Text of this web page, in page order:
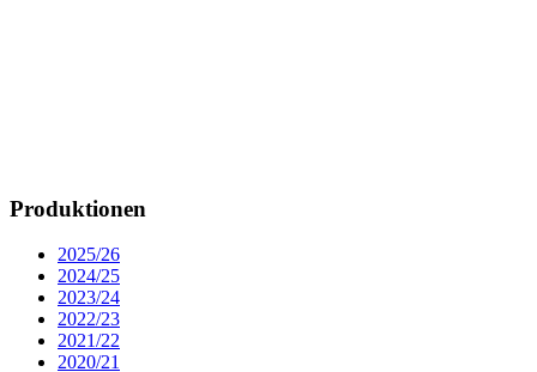
Produktionen
2025/26
2024/25
2023/24
2022/23
2021/22
2020/21